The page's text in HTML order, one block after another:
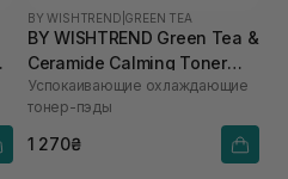
BY WISHTREND GREEN TEA
BY WISHTREND Green Tea &
Ceramide Calming Toner
Pad 70 шт
Успокаивающие охлаждающие
тонер-пэды
1 270₴